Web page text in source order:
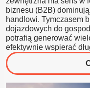
biznesu (B2B)
handlowi. Tymczasem
dojazdowych do
potrafią generować
efektywnie wspierać